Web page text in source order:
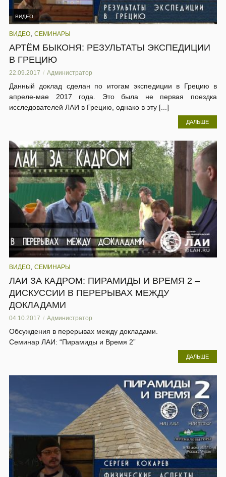
ВИДЕО
ВИДЕО СЕМИНАРЫ
АРТЁМ БЫКОНЯ: РЕЗУЛЬТАТЫ ЭКСПЕДИЦИИ
В ГРЕЦИЮ
22.09.2017 Администратор
Данный доклад сделан по итогам экспедиции в Грецию в
апреле-мае 2017 года. Это была не первая поездка
исследователей ЛАИ в Грецию, однако в эту [...]
ДАЛЬШЕ
ВИДЕО СЕМИНАРЫ
ЛАИ ЗА КАДРОМ: ПИРАМИДЫ И ВРЕМЯ 2 –
ДИСКУССИИ В ПЕРЕРЫВАХ МЕЖДУ
ДОКЛАДАМИ
04.10.2017 Администратор
Обсуждения в перерывах между докладами.
Семинар ЛАИ: “Пирамиды и Время 2”
ДАЛЬШЕ